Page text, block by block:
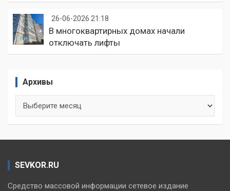
26-06-2026 21:18
В многоквартирных домах начали
отключать лифты
Архивы
SEVKOR.RU
Средство массовой информации сетевое издание